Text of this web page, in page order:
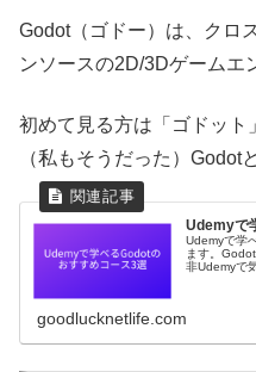
Godot（ゴドー）は、クロ
ンソースの2D/3Dゲームエ
初めて見る方は「ゴドッ
（私もそうだった）Godot
Udemyで
Udemyで学
ます。
非Udemyで
goodlucknetlife.com